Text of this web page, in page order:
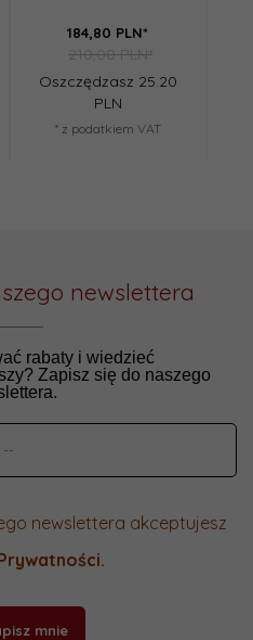
184,80 PLN*
210,00 PLN*
Oszczędzasz 25.20
PLN
* z podatkiem VAT
newslettera
rabaty i wiedzieć
Zapisz się do naszego
newslettera akceptujesz
.
mnie